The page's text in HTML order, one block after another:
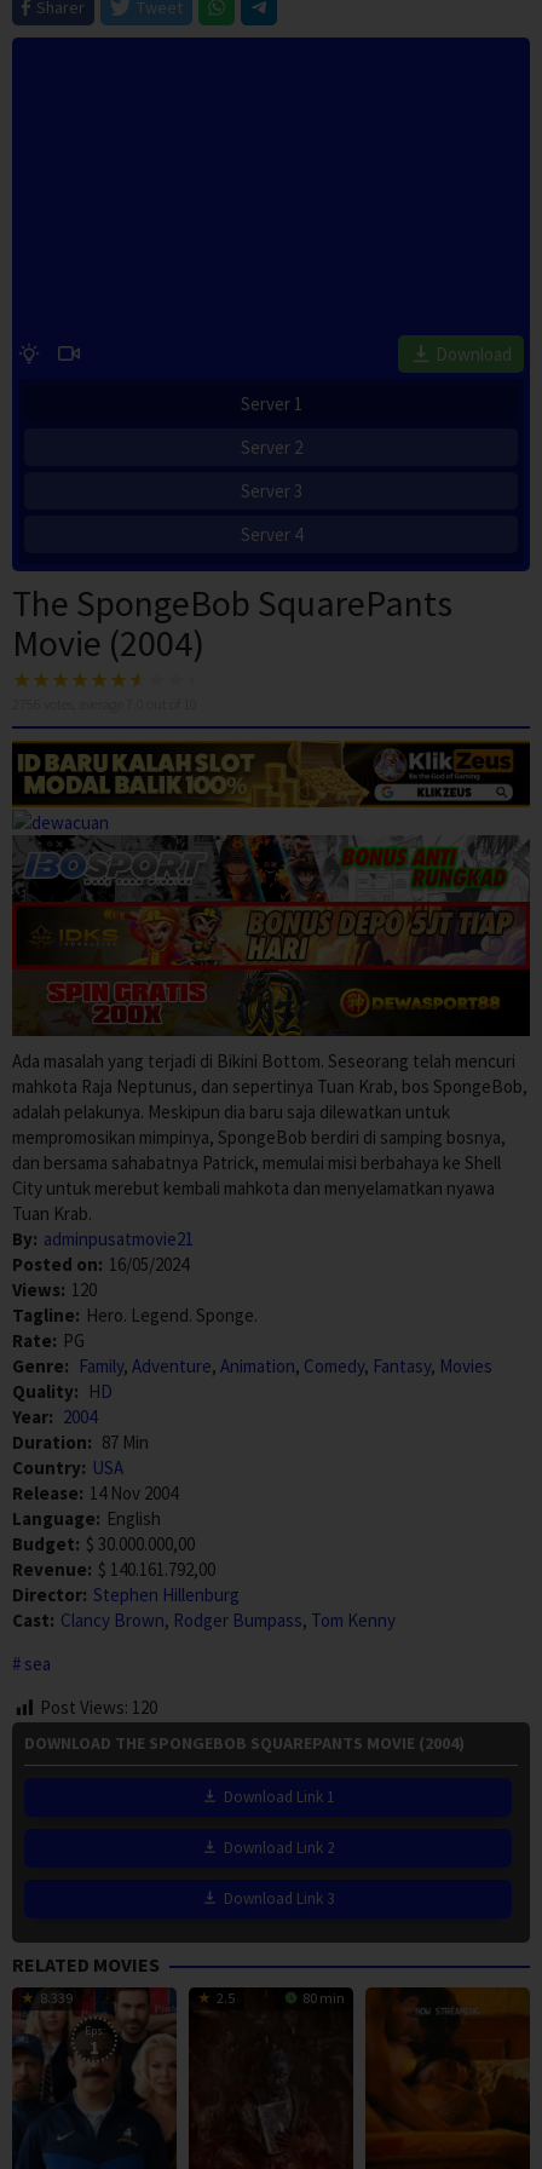
Sharer
Tweet
Download
Server 1
Server 2
Server 3
Server 4
The SpongeBob SquarePants
Movie (2004)
Ada masalah yang terjadi di Bikini Bottom. Seseorang telah mencuri
mahkota Raja Neptunus, dan sepertinya Tuan Krab, bos SpongeBob,
adalah pelakunya. Meskipun dia baru saja dilewatkan untuk
mempromosikan mimpinya, SpongeBob berdiri di samping bosnya,
dan bersama sahabatnya Patrick, memulai misi berbahaya ke Shell
City untuk merebut kembali mahkota dan menyelamatkan nyawa
Tuan Krab.
By: adminpusatmovie21
Posted on: 16/05/2024
Views: 120
Tagline: Hero. Legend. Sponge.
Rate: PG
Genre: Family, Adventure, Animation, Comedy, Fantasy, Movies
Quality: HD
Year: 2004
Duration: 87 Min
Country: USA
Release: 14 Nov 2004
Language: English
Budget: $ 30.000.000,00
Revenue: $ 140.161.792,00
Director: Stephen Hillenburg
Cast: Clancy Brown, Rodger Bumpass, Tom Kenny
sea
Post Views: 120
DOWNLOAD THE SPONGEBOB SQUAREPANTS MOVIE (2004)
Download Link 1
Download Link 2
Download Link 3
RELATED MOVIES
8.339
Eps:
1
2.5 80 min